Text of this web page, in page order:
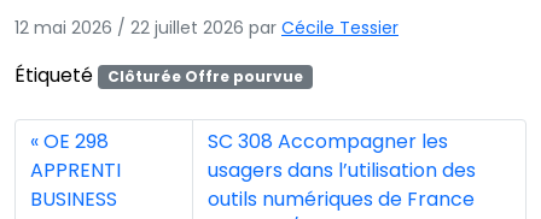
12 mai 2026 / 22 juillet 2026 par Cécile Tessier
Étiqueté Clôturée Offre pourvue
OE 298
APPRENTI
BUSINESS
SC 308 Accompagner les
usagers dans l’utilisation des
outils numériques de France